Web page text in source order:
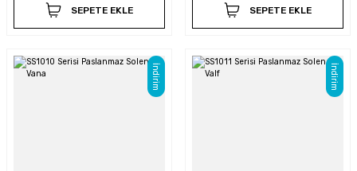
SEPETE EKLE SEPETE EKLE
İndirim İndirim